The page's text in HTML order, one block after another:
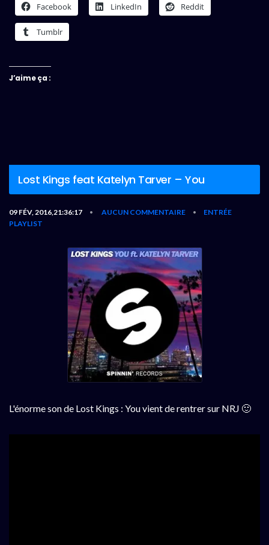
Facebook LinkedIn Reddit
Tumblr
J’aime ça :
Lost Kings feat Katelyn Tarver – You
09 FÉV, 2016,21:36:17 • AUCUN COMMENTAIRE •
ENTRÉE
PLAYLIST
L'énorme son de Lost Kings : You vient de rentrer sur NRJ 🙂